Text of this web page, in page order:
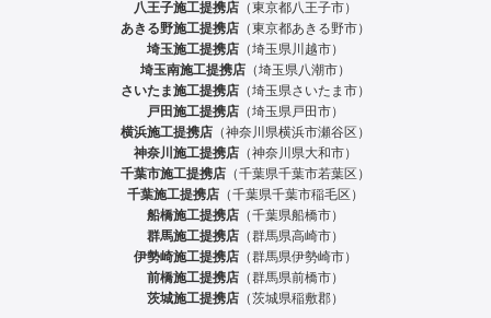
八王子施工提携店 （東京都八王子市）
あきる野施工提携店 （東京都あきる野市）
埼玉施工提携店 （埼玉県川越市）
埼玉南施工提携店 （埼玉県八潮市）
さいたま施工提携店 （埼玉県さいたま市）
戸田施工提携店 （埼玉県戸田市）
横浜施工提携店 （神奈川県横浜市瀬谷区）
神奈川施工提携店 （神奈川県大和市）
千葉市施工提携店 （千葉県千葉市若葉区）
千葉施工提携店 （千葉県千葉市稲毛区）
船橋施工提携店 （千葉県船橋市）
群馬施工提携店 （群馬県高崎市）
伊勢崎施工提携店 （群馬県伊勢崎市）
前橋施工提携店 （群馬県前橋市）
茨城施工提携店 （茨城県稲敷郡）